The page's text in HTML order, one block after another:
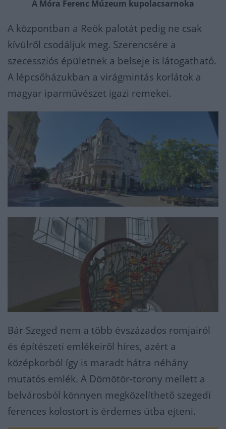
A Móra Ferenc Múzeum kupolacsarnoka
A központban a Reök palotát pedig ne csak
kívülről csodáljuk meg. Szerencsére a
szecessziós épületnek a belseje is látogatható.
A lépcsőházukban a virágmintás korlátok a
magyar iparművészet igazi remekei.
Bár Szeged nem a több évszázados romjairól
és építészeti emlékeiről híres, azért a
középkorból így is maradt hátra néhány
mutatós emlék. A Dömötör-torony mellett a
belvárosból könnyen megközelíthető szegedi
ferences kolostort is érdemes útba ejteni.